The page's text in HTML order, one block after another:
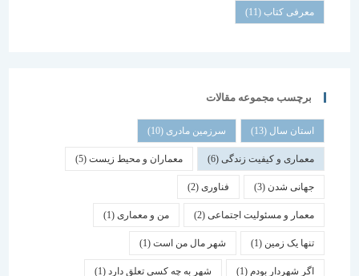
معرفی کتاب(11)
برچسب مجموعه مقالات
استان سال(13) سرزمین مادری(10)
معماری و کیفیت زندگی(6) معماران و محیط زیست(5)
جهانی شدن(3) فناوری (2)
معمار و مسئولیت اجتماعی (2) من و معماری (1)
تنها یک زمین(1) شهر مال من است(1)
اگر شهردار بودم (1) شهر به چه کسی تعلق دارد(1)